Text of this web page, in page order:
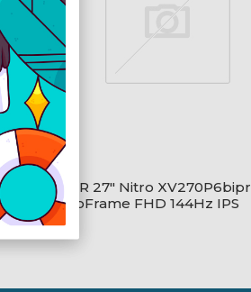
ACER 27" Nitro XV270P6bipr
ZeroFrame FHD 144Hz IPS
fekete monitor